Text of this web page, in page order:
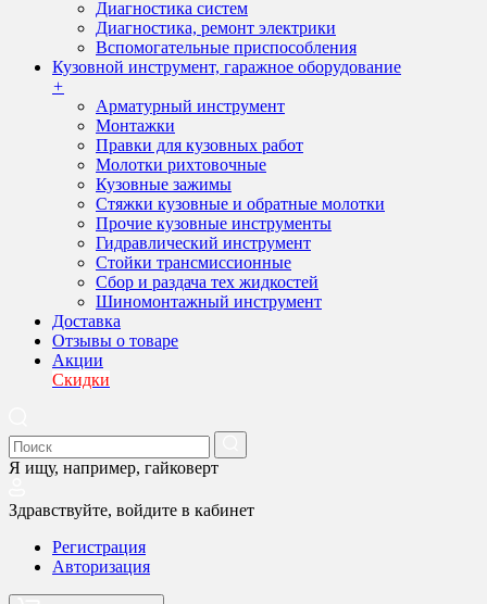
Диагностика систем
Диагностика, ремонт электрики
Вспомогательные приспособления
Кузовной инструмент, гаражное оборудование
+
Арматурный инструмент
Монтажки
Правки для кузовных работ
Молотки рихтовочные
Кузовные зажимы
Стяжки кузовные и обратные молотки
Прочие кузовные инструменты
Гидравлический инструмент
Стойки трансмиссионные
Сбор и раздача тех жидкостей
Шиномонтажный инструмент
Доставка
Отзывы о товаре
Акции
Скидки
Я ищу, например, гайковерт
Здравствуйте, войдите в кабинет
Регистрация
Авторизация